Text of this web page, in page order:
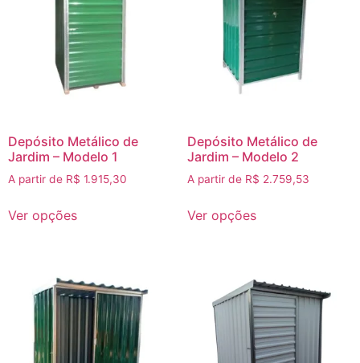
Depósito Metálico de
Jardim – Modelo 1
A partir de R$ 1.915,30
Ver opções
Depósito Metálico de
Jardim – Modelo 2
A partir de R$ 2.759,53
Ver opções